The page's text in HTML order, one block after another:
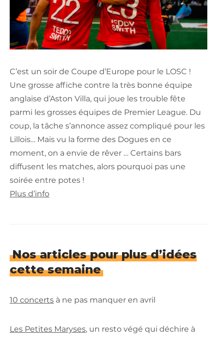
C’est un soir de Coupe d’Europe pour le LOSC !
Une grosse affiche contre la très bonne équipe
anglaise d’Aston Villa, qui joue les trouble fête
parmi les grosses équipes de Premier League. Du
coup, la tâche s’annonce assez compliqué pour les
Lillois… Mais vu la forme des Dogues en ce
moment, on a envie de rêver … Certains bars
diffusent les matches, alors pourquoi pas une
soirée entre potes !
Plus d’info
Nos articles pour plus d’idées
cette semaine
10 concerts à ne pas manquer en avril
Les Petites Maryses, un resto végé qui déchire à